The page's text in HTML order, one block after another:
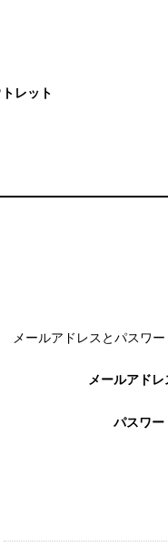
レット
メールアドレスとパスワ
メールアドレ
パスワー